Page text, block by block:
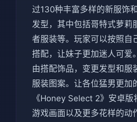
过130种丰富多样的新服饰
发型，其中包括哥特式萝莉
者服装等。玩家可以按照自
搭配，让妹子更加迷人可爱
由搭配饰品，变更发型和服
服装图案。让各位猛男更加
《Honey Select 2》安卓版
游戏画面以及更多花样的动